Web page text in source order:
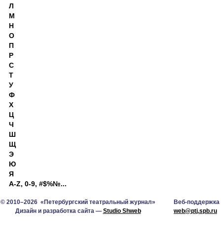
Л
М
Н
О
П
Р
С
Т
У
Ф
Х
Ц
Ч
Ш
Щ
Э
Ю
Я
A-Z, 0-9, #$%№...
© 2010–2026 «Петербургский театральный журнал»
Дизайн и разработка сайта — Studio Shweb
Веб-поддержка
web@ptj.spb.ru